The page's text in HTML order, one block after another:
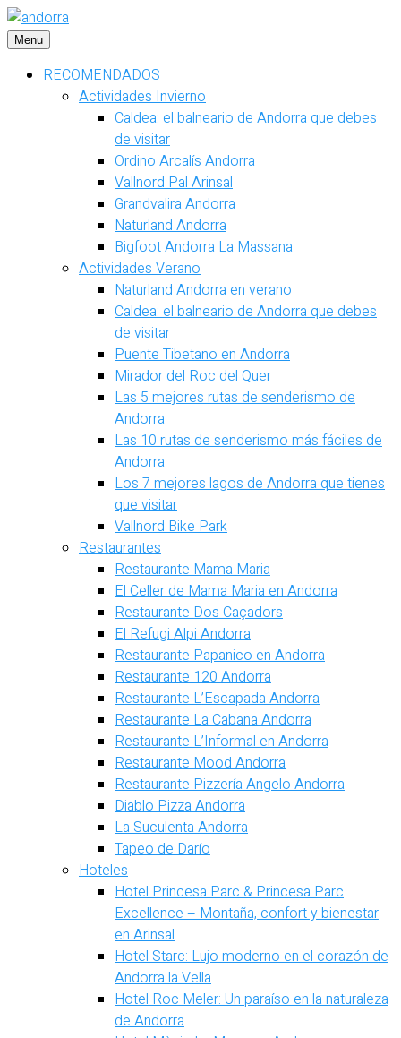
Saltar
alMenu
RECOMENDADOS
Actividades Invierno
Caldea: el balneario de Andorra que debes
de visitar
Ordino Arcalís Andorra
Vallnord Pal Arinsal
Grandvalira Andorra
Naturland Andorra
Bigfoot Andorra La Massana
Actividades Verano
Naturland Andorra en verano
Caldea: el balneario de Andorra que debes
de visitar
Puente Tibetano en Andorra
Mirador del Roc del Quer
Las 5 mejores rutas de senderismo de
Andorra
Las 10 rutas de senderismo más fáciles de
Andorra
Los 7 mejores lagos de Andorra que tienes
que visitar
Vallnord Bike Park
Restaurantes
Restaurante Mama Maria
El Celler de Mama Maria en Andorra
Restaurante Dos Caçadors
El Refugi Alpi Andorra
Restaurante Papanico en Andorra
Restaurante 120 Andorra
Restaurante L’Escapada Andorra
Restaurante La Cabana Andorra
Restaurante L’Informal en Andorra
Restaurante Mood Andorra
Restaurante Pizzería Angelo Andorra
Diablo Pizza Andorra
La Suculenta Andorra
Tapeo de Darío
Hoteles
Hotel Princesa Parc & Princesa Parc
Excellence – Montaña, confort y bienestar
en Arinsal
Hotel Starc: Lujo moderno en el corazón de
Andorra la Vella
Hotel Roc Meler: Un paraíso en la naturaleza
de Andorra